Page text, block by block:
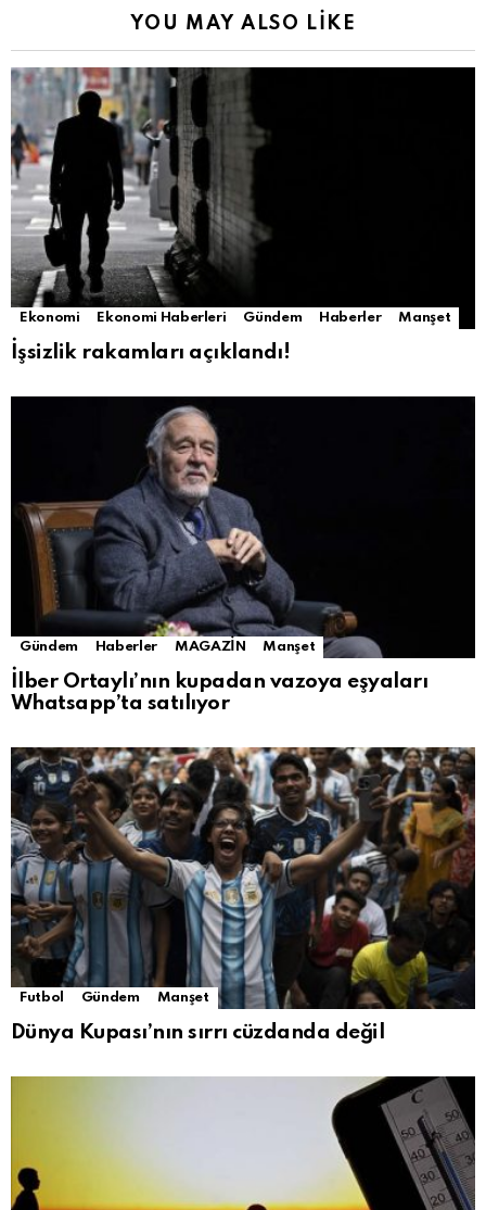
YOU MAY ALSO LIKE
Ekonomi Ekonomi Haberleri Gündem Haberler Manşet
İşsizlik rakamları açıklandı!
Gündem Haberler MAGAZİN Manşet
İlber Ortaylı’nın kupadan vazoya eşyaları
Whatsapp’ta satılıyor
Futbol Gündem Manşet
Dünya Kupası’nın sırrı cüzdanda değil